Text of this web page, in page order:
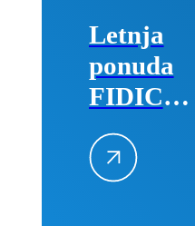
Letnja
ponuda
FIDIC
izdanja